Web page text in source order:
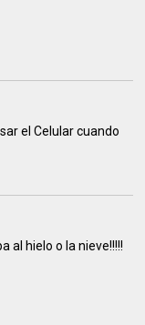
el Celular cuando
al hielo o la nieve!!!!!